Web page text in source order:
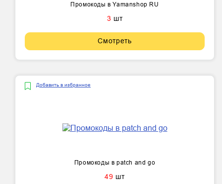
Промокоды в Yamanshop RU
3 шт
Смотреть
Добавить в избранное
Промокоды в patch and go
49 шт